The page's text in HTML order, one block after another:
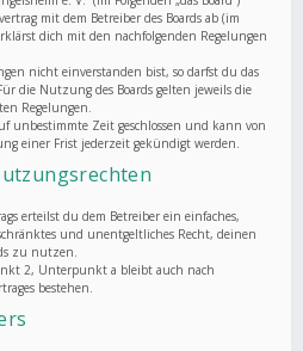
mit dem Betreiber des Boards ab (im
dich mit den nachfolgenden Regelungen
nicht einverstanden bist, so darfst du das
die Nutzung des Boards gelten jeweils die
Regelungen.
unbestimmte Zeit geschlossen und kann von
einer Frist jederzeit gekündigt werden.
erteilst du dem Betreiber ein einfaches,
und unentgeltliches Recht, deinen
zu nutzen.
2, Unterpunkt a bleibt auch nach
bestehen.